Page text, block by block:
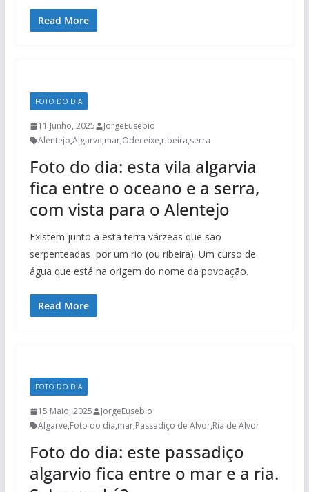
Read More
FOTO DO DIA
11 Junho, 2025
JorgeEusebio
Alentejo,Algarve,mar,Odeceixe,ribeira,serra
Foto do dia: esta vila algarvia
fica entre o oceano e a serra,
com vista para o Alentejo
Existem junto a esta terra várzeas que são
serpenteadas por um rio (ou ribeira). Um curso de
água que está na origem do nome da povoação.
Read More
FOTO DO DIA
15 Maio, 2025
JorgeEusebio
Algarve,Foto do dia,mar,Passadiço de Alvor,Ria de Alvor
Foto do dia: este passadiço
algarvio fica entre o mar e a ria.